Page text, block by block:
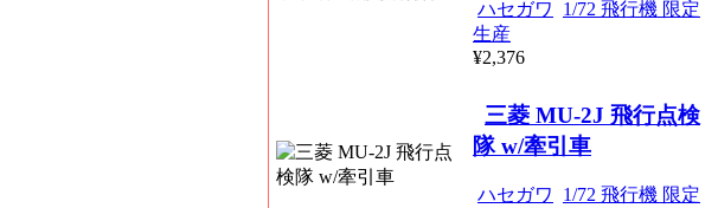
ハセガワ
1/72 飛行機 限定
生産
¥2,376
三菱 MU-2J 飛行点検
隊 w/牽引車
ハセガワ
1/72 飛行機 限定